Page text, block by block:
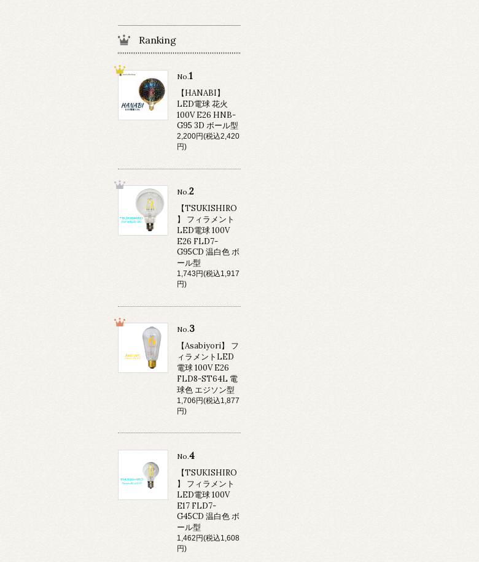
Ranking
No.1
【HANABI】
LED電球 花火
100V E26 HNB-
G95 3D ボール型
2,200円(税込2,420
円)
No.2
【TSUKISHIRO
】 フィラメント
LED電球 100V
E26 FLD7-
G95CD 温白色 ボ
ール型
1,743円(税込1,917
円)
No.3
【Asabiyori】 フ
ィラメントLED
電球 100V E26
FLD8-ST64L 電
球色 エジソン型
1,706円(税込1,877
円)
No.4
【TSUKISHIRO
】 フィラメント
LED電球 100V
E17 FLD7-
G45CD 温白色 ボ
ール型
1,462円(税込1,608
円)